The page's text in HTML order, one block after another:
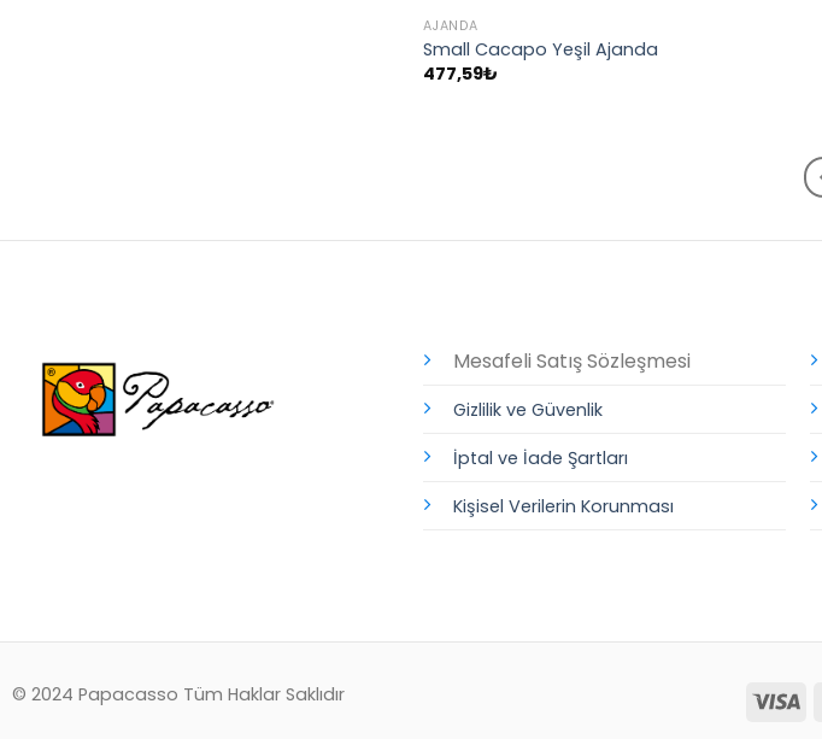
AJANDA
Small Cacapo Yeşil Ajanda
477,59₺
Mesafeli Satış Sözleşmesi
Gizlilik ve Güvenlik
İptal ve İade Şartları
Kişisel Verilerin Korunması
© 2024 Papacasso Tüm Haklar Saklıdır